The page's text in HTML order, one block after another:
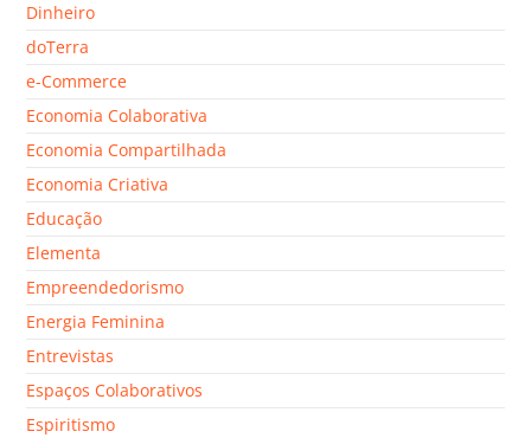
Dinheiro
doTerra
e-Commerce
Economia Colaborativa
Economia Compartilhada
Economia Criativa
Educação
Elementa
Empreendedorismo
Energia Feminina
Entrevistas
Espaços Colaborativos
Espiritismo